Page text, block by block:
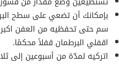
سم حتى تحفظيه من العفن
اقفلي البرطمان قفلاً محكمًا.
اتركيه لمدّة من أسبوعين إلى